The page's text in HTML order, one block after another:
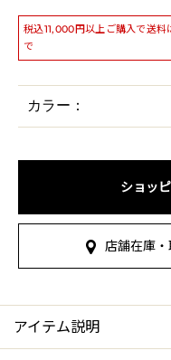
税込11,000円以上ご購入で送
で
カラー：
ショッ
店舗在庫
アイテム説明